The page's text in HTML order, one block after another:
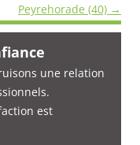
Peyrehorade (40) →
une relation
est